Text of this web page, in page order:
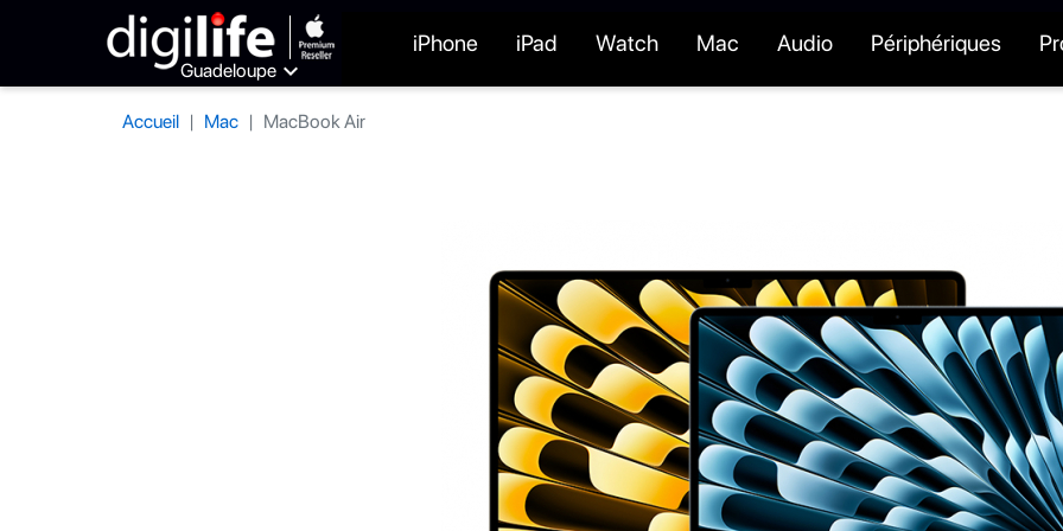
Guadeloupe 
iPhone iPad Watch Mac Audio Périphériques
Accueil Mac MacBook Air